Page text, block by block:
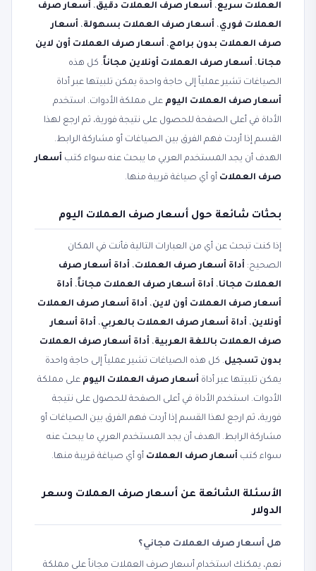
العملات سريع، أسعار صرف العملات دقيق، أسعار صرف
العملات فوري، أسعار صرف العملات بسهولة، أسعار
صرف العملات بدون برامج، أسعار صرف العملات أون لاين
مجانا، أسعار صرف العملات أونلاين مجاناً. كل هذه
الصياغات تشير عملياً إلى حاجة واحدة يمكن تلبيتها عبر أداة
أسعار صرف العملات اليوم على مملكة الأدوات. استخدم
الأداة في أعلى الصفحة للحصول على نتيجة فورية، ثم ارجع لهذا
القسم إذا أردت فهم الفرق بين الصياغات أو مشاركة الرابط.
الهدف أن يجد المستخدم العربي ما يبحث عنه سواء كتب أسعار
صرف العملات أو أي صياغة قريبة منها.
بحثات شائعة حول أسعار صرف العملات اليوم
إذا كنت تبحث عن أي من العبارات التالية فأنت في المكان
الصحيح: أداة أسعار صرف العملات، أداة أسعار صرف
العملات مجانا، أداة أسعار صرف العملات مجاناً، أداة
أسعار صرف العملات أون لاين، أداة أسعار صرف العملات
أونلاين، أداة أسعار صرف العملات بالعربي، أداة أسعار
صرف العملات باللغة العربية، أداة أسعار صرف العملات
بدون تسجيل. كل هذه الصياغات تشير عملياً إلى حاجة واحدة
يمكن تلبيتها عبر أداة أسعار صرف العملات اليوم على مملكة
الأدوات. استخدم الأداة في أعلى الصفحة للحصول على نتيجة
فورية، ثم ارجع لهذا القسم إذا أردت فهم الفرق بين الصياغات أو
مشاركة الرابط. الهدف أن يجد المستخدم العربي ما يبحث عنه
سواء كتب أسعار صرف العملات أو أي صياغة قريبة منها.
الأسئلة الشائعة عن أسعار صرف العملات وسعر
الدولار
هل أسعار صرف العملات مجاني؟
نعم، يمكنك استخدام أسعار صرف العملات مجاناً على مملكة